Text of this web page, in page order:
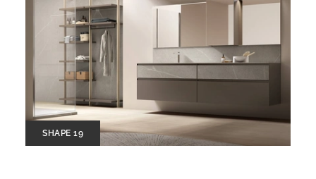
SHAPE 19